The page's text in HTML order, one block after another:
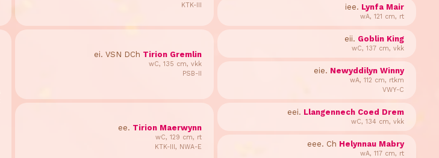
KTK-III
iee. Lynfa Mair
wA, 121 cm, rt
ei. VSN DCh Tirion Gremlin
wC, 135 cm, vkk
PSB-II
eii. Goblin King
wC, 137 cm, vkk
eie. Newyddilyn Winny
wA, 112 cm, rtkm
VWY-C
ee. Tirion Maerwynn
wC, 129 cm, rt
KTK-III, NWA-E
eei. Llangennech Coed Drem
wC, 134 cm, vkk
eee. Ch Helynnau Mabry
wA, 117 cm, rt